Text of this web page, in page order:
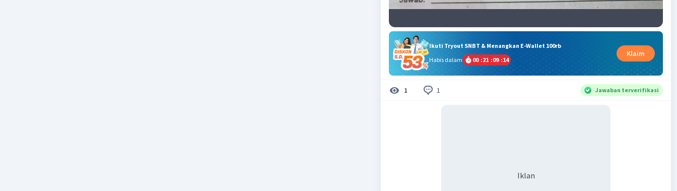
Ikuti Tryout SNBT & Menangkan E-Wallet 100rb
Habis dalam
00 :21 :09 :14
Klaim
1 1 Jawaban terverifikasi
Iklan